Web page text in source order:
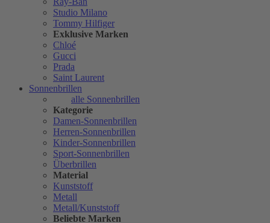
Studio Milano
Tommy Hilfiger
Exklusive Marken
Chloé
Gucci
Prada
Saint Laurent
Sonnenbrillen
alle Sonnenbrillen
Kategorie
Damen-Sonnenbrillen
Herren-Sonnenbrillen
Kinder-Sonnenbrillen
Sport-Sonnenbrillen
Überbrillen
Material
Kunststoff
Metall
Metall/Kunststoff
Beliebte Marken